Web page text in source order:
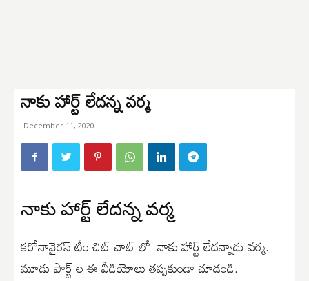
నాకు హార్ట్ లేదన్న వర్మ
December 11, 2020
నాకు హార్ట్ లేదన్న వర్మ
కరోనావైరస్ టీం చిట్ చాట్ లో నాకు హార్ట్ లేదన్నాడు వర్మ.
మూడు పార్ట్ ల ఈ వీడియోలు తప్పకుండా చూడండి.